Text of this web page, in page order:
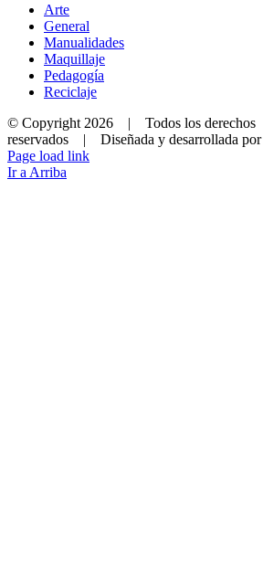
Arte
General
Manualidades
Maquillaje
Pedagogía
Reciclaje
© Copyright 2026 | Todos los derechos
reservados | Diseñada y desarrollada por
Page load link
Ir a Arriba